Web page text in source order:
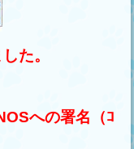
た。
への署名（ｺ